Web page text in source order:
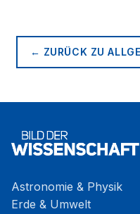
← ZURÜCK ZU
Astronomie & Physik
Erde & Umwelt